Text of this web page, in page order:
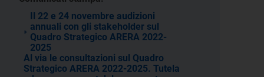
Il 22 e 24 novembre audizioni
annuali con gli stakeholder sul
Quadro Strategico ARERA 2022-
2025
Al via le consultazioni sul Quadro
Strategico ARERA 2022-2025. Tutela